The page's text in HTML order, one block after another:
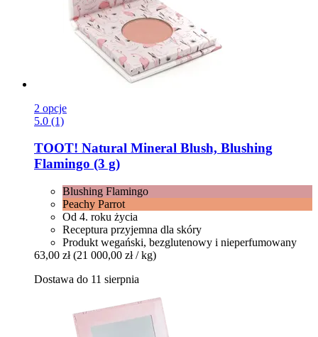
2 opcje
5.0 (1)
TOOT! Natural Mineral Blush, Blushing
Flamingo (3 g)
Blushing Flamingo
Peachy Parrot
Od 4. roku życia
Receptura przyjemna dla skóry
Produkt wegański, bezglutenowy i nieperfumowany
63,00 zł (21 000,00 zł / kg)
Dostawa do 11 sierpnia